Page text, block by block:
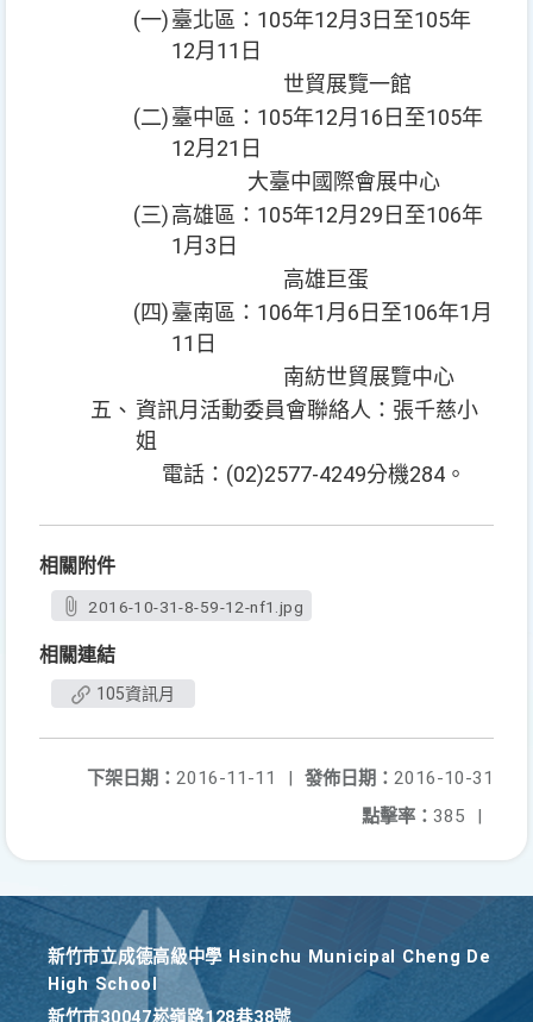
(一)臺北區：105年12月3日至105年
12月11日
世貿展覽一館
(二)臺中區：105年12月16日至105年
12月21日
大臺中國際會展中心
(三)高雄區：105年12月29日至106年
1月3日
高雄巨蛋
(四)臺南區：106年1月6日至106年1月
11日
南紡世貿展覽中心
五、 資訊月活動委員會聯絡人：張千慈小
姐
電話：(02)2577-4249分機284。
相關附件
2016-10-31-8-59-12-nf1.jpg
相關連結
105資訊月
發佈日期： 2016-10-31
下架日期： 2016-11-11
|
點擊率： 385 |
新竹巿立成德高級中學 Hsinchu Municipal Cheng De
High School
新竹巿30047崧嶺路128巷38號